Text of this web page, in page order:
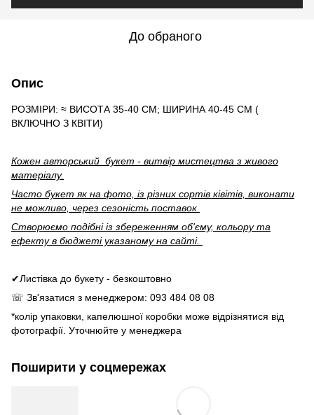
До обраного
Опис
РОЗМІРИ: ≈ ВИСОТА 35-40 СМ; ШИРИНА 40-45 СМ (
ВКЛЮЧНО З КВІТИ)
Кожен авторський букет - витвір мистецтва з живого
матеріалу.
Часто букет як на фото, із різних сортів ківітів, виконати
не можливо, через сезоність поставок
Створюємо подібні із збереженням об'єму, кольору та
ефекту в бюджеті указаному на сайті.
✔Листівка до букету - безкоштовно
☏ Зв'язатися з менеджером: 093 484 08 08
*колір упаковки, капелюшної коробки може відрізнятися від
фотографії. Уточнюйте у менеджера
Поширити у соцмережах